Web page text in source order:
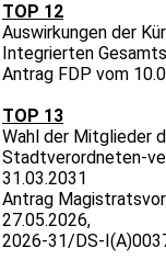
TOP 12
Auswirkungen der
Integrierten
Antrag FDP vom
TOP 13
Wahl der Mitglieder
Stadtverordneten-
31.03.2031
Antrag
27.05.2026,
2026-31/DS-